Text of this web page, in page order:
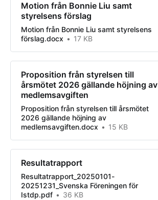
Motion från Bonnie Liu samt
styrelsens förslag
Motion från Bonnie Liu samt styrelsens
förslag.docx
17 KB
Proposition från styrelsen till
årsmötet 2026 gällande höjning av
medlemsavgiften
Proposition från styrelsen till årsmötet
2026 gällande höjning av
medlemsavgiften.docx
15 KB
Resultatrapport
Resultatrapport_20250101-
20251231_Svenska Föreningen för
Istdp.pdf
36 KB